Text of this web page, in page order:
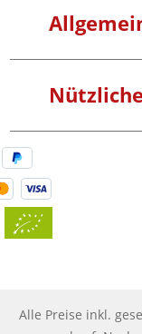
Alle Preise inkl.